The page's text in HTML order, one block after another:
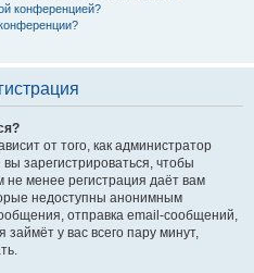
конференцией?
от того, как администратор
зарегистрироваться, чтобы
менее регистрация даёт вам
недоступны анонимным
отправка email-сообщений,
займёт у вас всего пару минут,